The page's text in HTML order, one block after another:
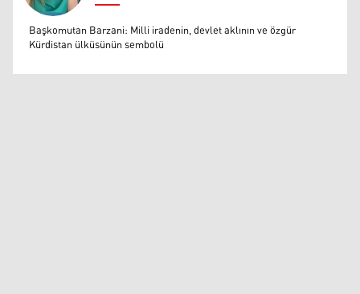
Muazzez Baktaş
Başkomutan Barzani: Milli iradenin, devlet aklının ve özgür
Kürdistan ülküsünün sembolü